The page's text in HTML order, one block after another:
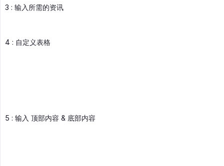
3 : 输入所需的资讯
4 : 自定义表格
5 : 输入 顶部内容 & 底部内容